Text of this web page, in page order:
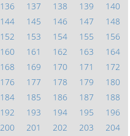
136 137 138 139
140
144 145 146 147
148
152 153 154 155
156
160 161 162 163
164
168 169 170 171
172
176 177 178 179
180
184 185 186 187
188
192 193 194 195
196
200 201 202 203
204